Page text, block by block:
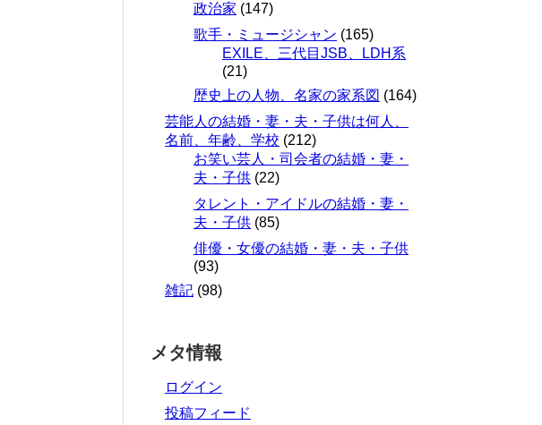
政治家 (147)
歌手・ミュージシャン (165)
EXILE、三代目JSB、LDH系
(21)
歴史上の人物、名家の家系図 (164)
芸能人の結婚・妻・夫・子供は何人、
名前、年齢、学校 (212)
お笑い芸人・司会者の結婚・妻・
夫・子供 (22)
タレント・アイドルの結婚・妻・
夫・子供 (85)
俳優・女優の結婚・妻・夫・子供
(93)
雑記 (98)
メタ情報
ログイン
投稿フィード